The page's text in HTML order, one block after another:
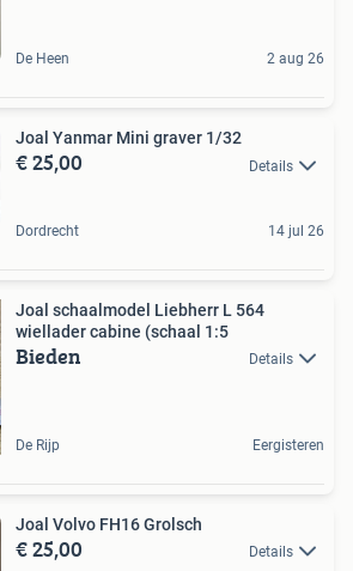
De Heen 2 aug 26
Joal Yanmar Mini graver 1/32
€ 25,00 Details
Dordrecht 14 jul 26
Joal schaalmodel Liebherr L 564
wiellader cabine (schaal 1:5
Bieden Details
De Rijp Eergisteren
Joal Volvo FH16 Grolsch
€ 25,00 Details